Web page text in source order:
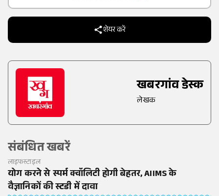
शेयर करें
खबरगांव डेस्क
लेखक
संबंधित खबरें
लाइफस्टाइल
योग करने से स्पर्म क्वॉलिटी होगी बेहतर, AIIMS के
वैज्ञानिकों की स्टडी में दावा